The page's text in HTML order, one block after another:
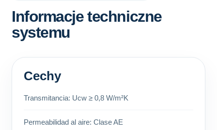
Informacje techniczne
systemu
Cechy
Transmitancia: Ucw ≥ 0,8 W/m²K
Permeabilidad al aire: Clase AE